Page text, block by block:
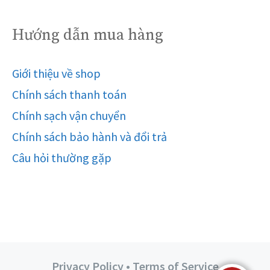
Hướng dẫn mua hàng
Giới thiệu về shop
Chính sách thanh toán
Chính sạch vận chuyển
Chính sách bảo hành và đổi trả
Câu hỏi thường gặp
Privacy Policy • Terms of Service